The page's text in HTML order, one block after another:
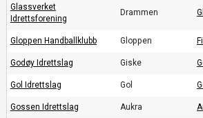
Glassverket
Idrettsforening
Drammen
Gloppen Handballklubb Gloppen
Godøy Idrettslag Giske
Gol Idrettslag Gol
Gossen Idrettslag Aukra